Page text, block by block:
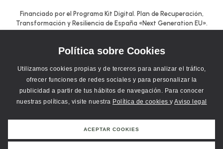
Política sobre Cookies
Utilizamos cookies propias y de terceros para analizar el tráfico,
ofrecer funciones de redes sociales y para personalizar la
publicidad a partir de tus hábitos de navegación. Para conocer
nuestras políticas, visite nuestra Política de cookies y Aviso legal
ACEPTAR COOKIES
Financiado por el Programa Kit Digital. Plan de Recuperación,
Transformación y Resiliencia de España «Next Generation EU».